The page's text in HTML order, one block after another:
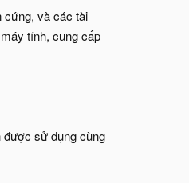
cứng, và các tài
tính, cung cấp
được sử dụng cùng